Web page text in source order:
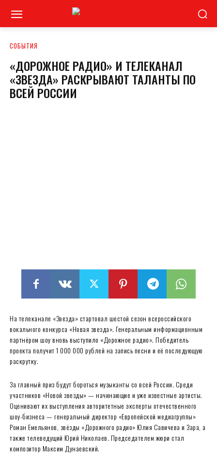
СОБЫТИЯ
«ДОРОЖНОЕ РАДИО» И ТЕЛЕКАНАЛ
«ЗВЕЗДА» РАСКРЫВАЮТ ТАЛАНТЫ ПО
ВСЕЙ РОССИИ
На телеканале «Звезда» стартовал шестой сезон всероссийского
вокального конкурса «Новая звезда». Генеральным информационным
партнёром шоу вновь выступило «Дорожное радио». Победитель
проекта получит 1 000 000 рублей на запись песни и её последующую
раскрутку.
За главный приз будут бороться музыканты со всей России. Среди
участников «Новой звезды» — начинающие и уже известные артисты.
Оценивают их выступления авторитетные эксперты отечественного
шоу-бизнеса — генеральный директор «Европейской медиагруппы»
Роман Емельянов, звёзды «Дорожного радио» Юлия Савичева и Зара, а
также телеведущий Юрий Николаев. Председателем жюри стал
композитор Максим Дунаевский.